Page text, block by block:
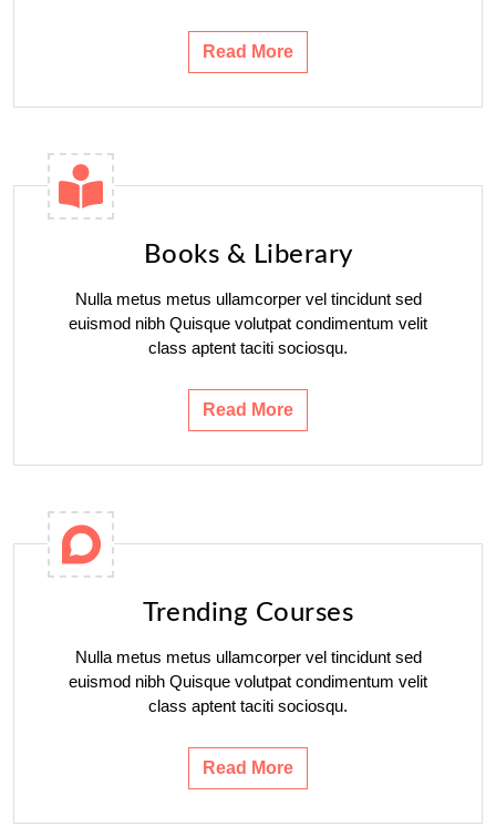
Read More
Books & Liberary
Nulla metus metus ullamcorper vel tincidunt sed
euismod nibh Quisque volutpat condimentum velit
class aptent taciti sociosqu.
Read More
Trending Courses
Nulla metus metus ullamcorper vel tincidunt sed
euismod nibh Quisque volutpat condimentum velit
class aptent taciti sociosqu.
Read More